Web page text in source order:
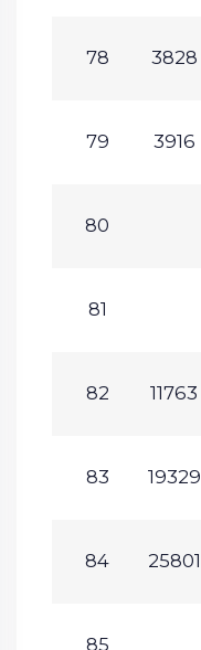
78 3828
79 3916
80
81
82 11763
83 19329
84 25801
85